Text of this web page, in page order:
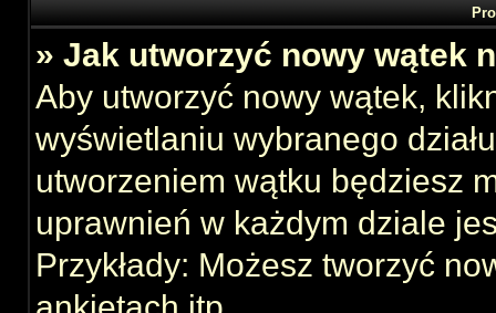
» Jak utworzyć nowy wątek
Aby utworzyć nowy wątek,
wyświetlaniu wybranego
utworzeniem wątku będziesz
uprawnień w każdym dziale
Przykłady: Możesz tworzyć